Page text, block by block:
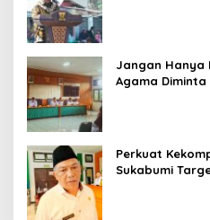
Jangan Hanya
Agama Diminta
Perkuat
Sukabumi